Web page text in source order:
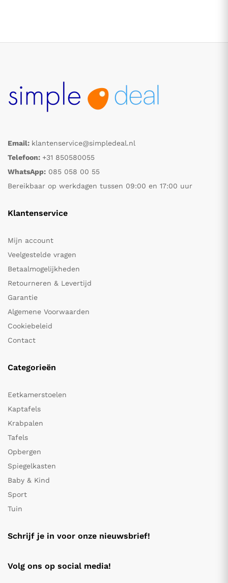
Email: klantenservice@simpledeal.nl
Telefoon: +31 850580055
WhatsApp: 085 058 00 55
Bereikbaar op werkdagen tussen 09:00 en 17:00 uur
Klantenservice
Mijn account
Veelgestelde vragen
Betaalmogelijkheden
Retourneren & Levertijd
Garantie
Algemene Voorwaarden
Cookiebeleid
Contact
Categorieën
Eetkamerstoelen
Kaptafels
Krabpalen
Tafels
Opbergen
Spiegelkasten
Baby & Kind
Sport
Tuin
Schrijf je in voor onze nieuwsbrief!
Volg ons op social media!